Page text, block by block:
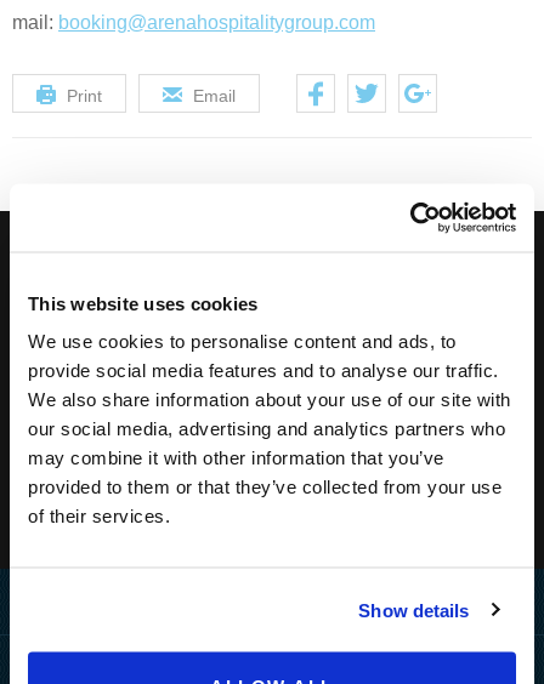
This website uses cookies
We use cookies to personalise content and ads, to
provide social media features and to analyse our traffic.
We also share information about your use of our site with
our social media, advertising and analytics partners who
may combine it with other information that you’ve
provided to them or that they’ve collected from your use
of their services.
Show details
mail: booking@arenahospitalitygroup.com
Print Email
posebne ponude!
Destinacija